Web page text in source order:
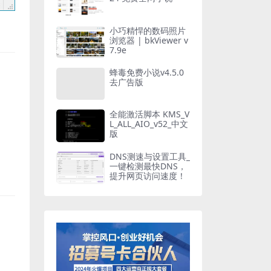
小巧精悍的数码照片
浏览器 | bkViewer v
7.9e
蜂毒免费小说v4.5.0
去广告版
全能激活脚本 KMS_V
L_ALL_AIO_v52_中文
版
DNS测速与设置工具_
一键检测最快DNS，
提升网页访问速度！